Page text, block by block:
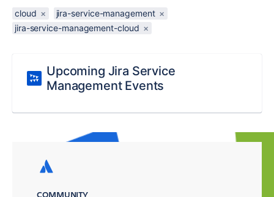
cloud × jira-service-management ×
jira-service-management-cloud ×
Upcoming Jira Service
Management Events
COMMUNITY